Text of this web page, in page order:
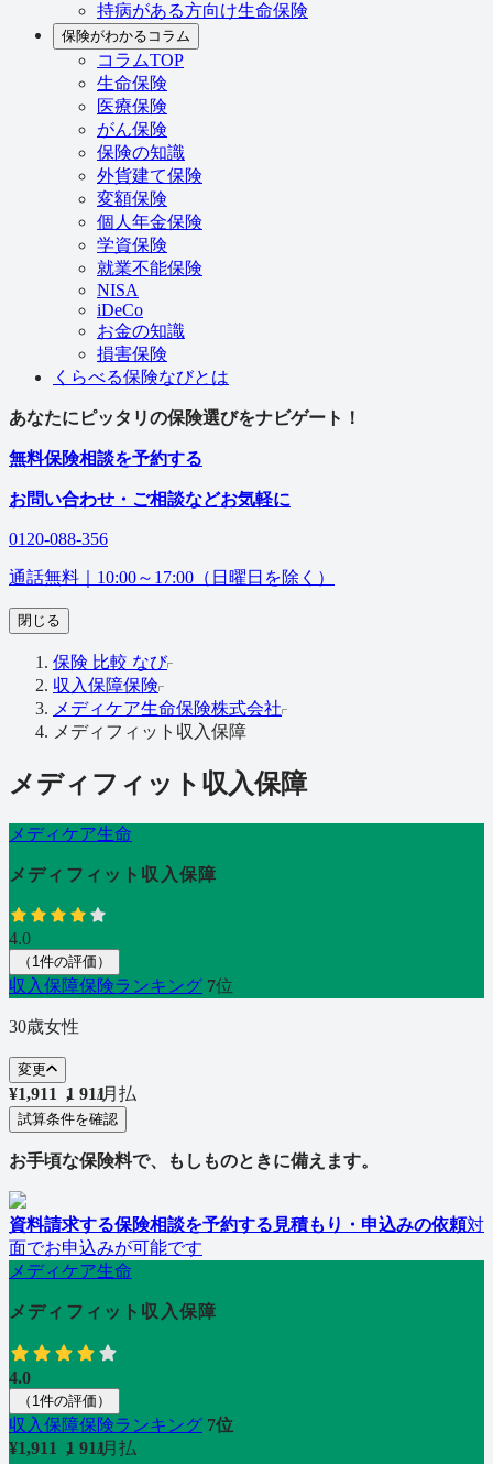
持病がある方向け生命保険
保険がわかるコラム
コラムTOP
生命保険
医療保険
がん保険
保険の知識
外貨建て保険
変額保険
個人年金保険
学資保険
就業不能保険
NISA
iDeCo
お金の知識
損害保険
くらべる保険なびとは
あなたにピッタリの保険選びをナビゲート！
無料保険相談を予約する
お問い合わせ・ご相談などお気軽に
0120-088-356
通話無料｜ 10:00～17:00（日曜日を除く）
閉じる
保険 比較 なび
収入保障保険
メディケア生命保険株式会社
メディフィット収入保障
メディフィット収入保障
メディケア生命
メディフィット収入保障
4.0
（ 1 件の評価 ）
収入保障保険ランキング 7位
30歳女性
変更
¥1,911 1
, 911
/月払
試算条件を確認
お手頃な保険料で、もしものときに備えます。
資料請求する保険相談を予約する 見積もり・申込みの依頼対
面でお申込みが可能です
メディケア生命
メディフィット収入保障
4.0
（ 1 件の評価 ）
収入保障保険ランキング 7位
¥1,911 1
, 911
/月払